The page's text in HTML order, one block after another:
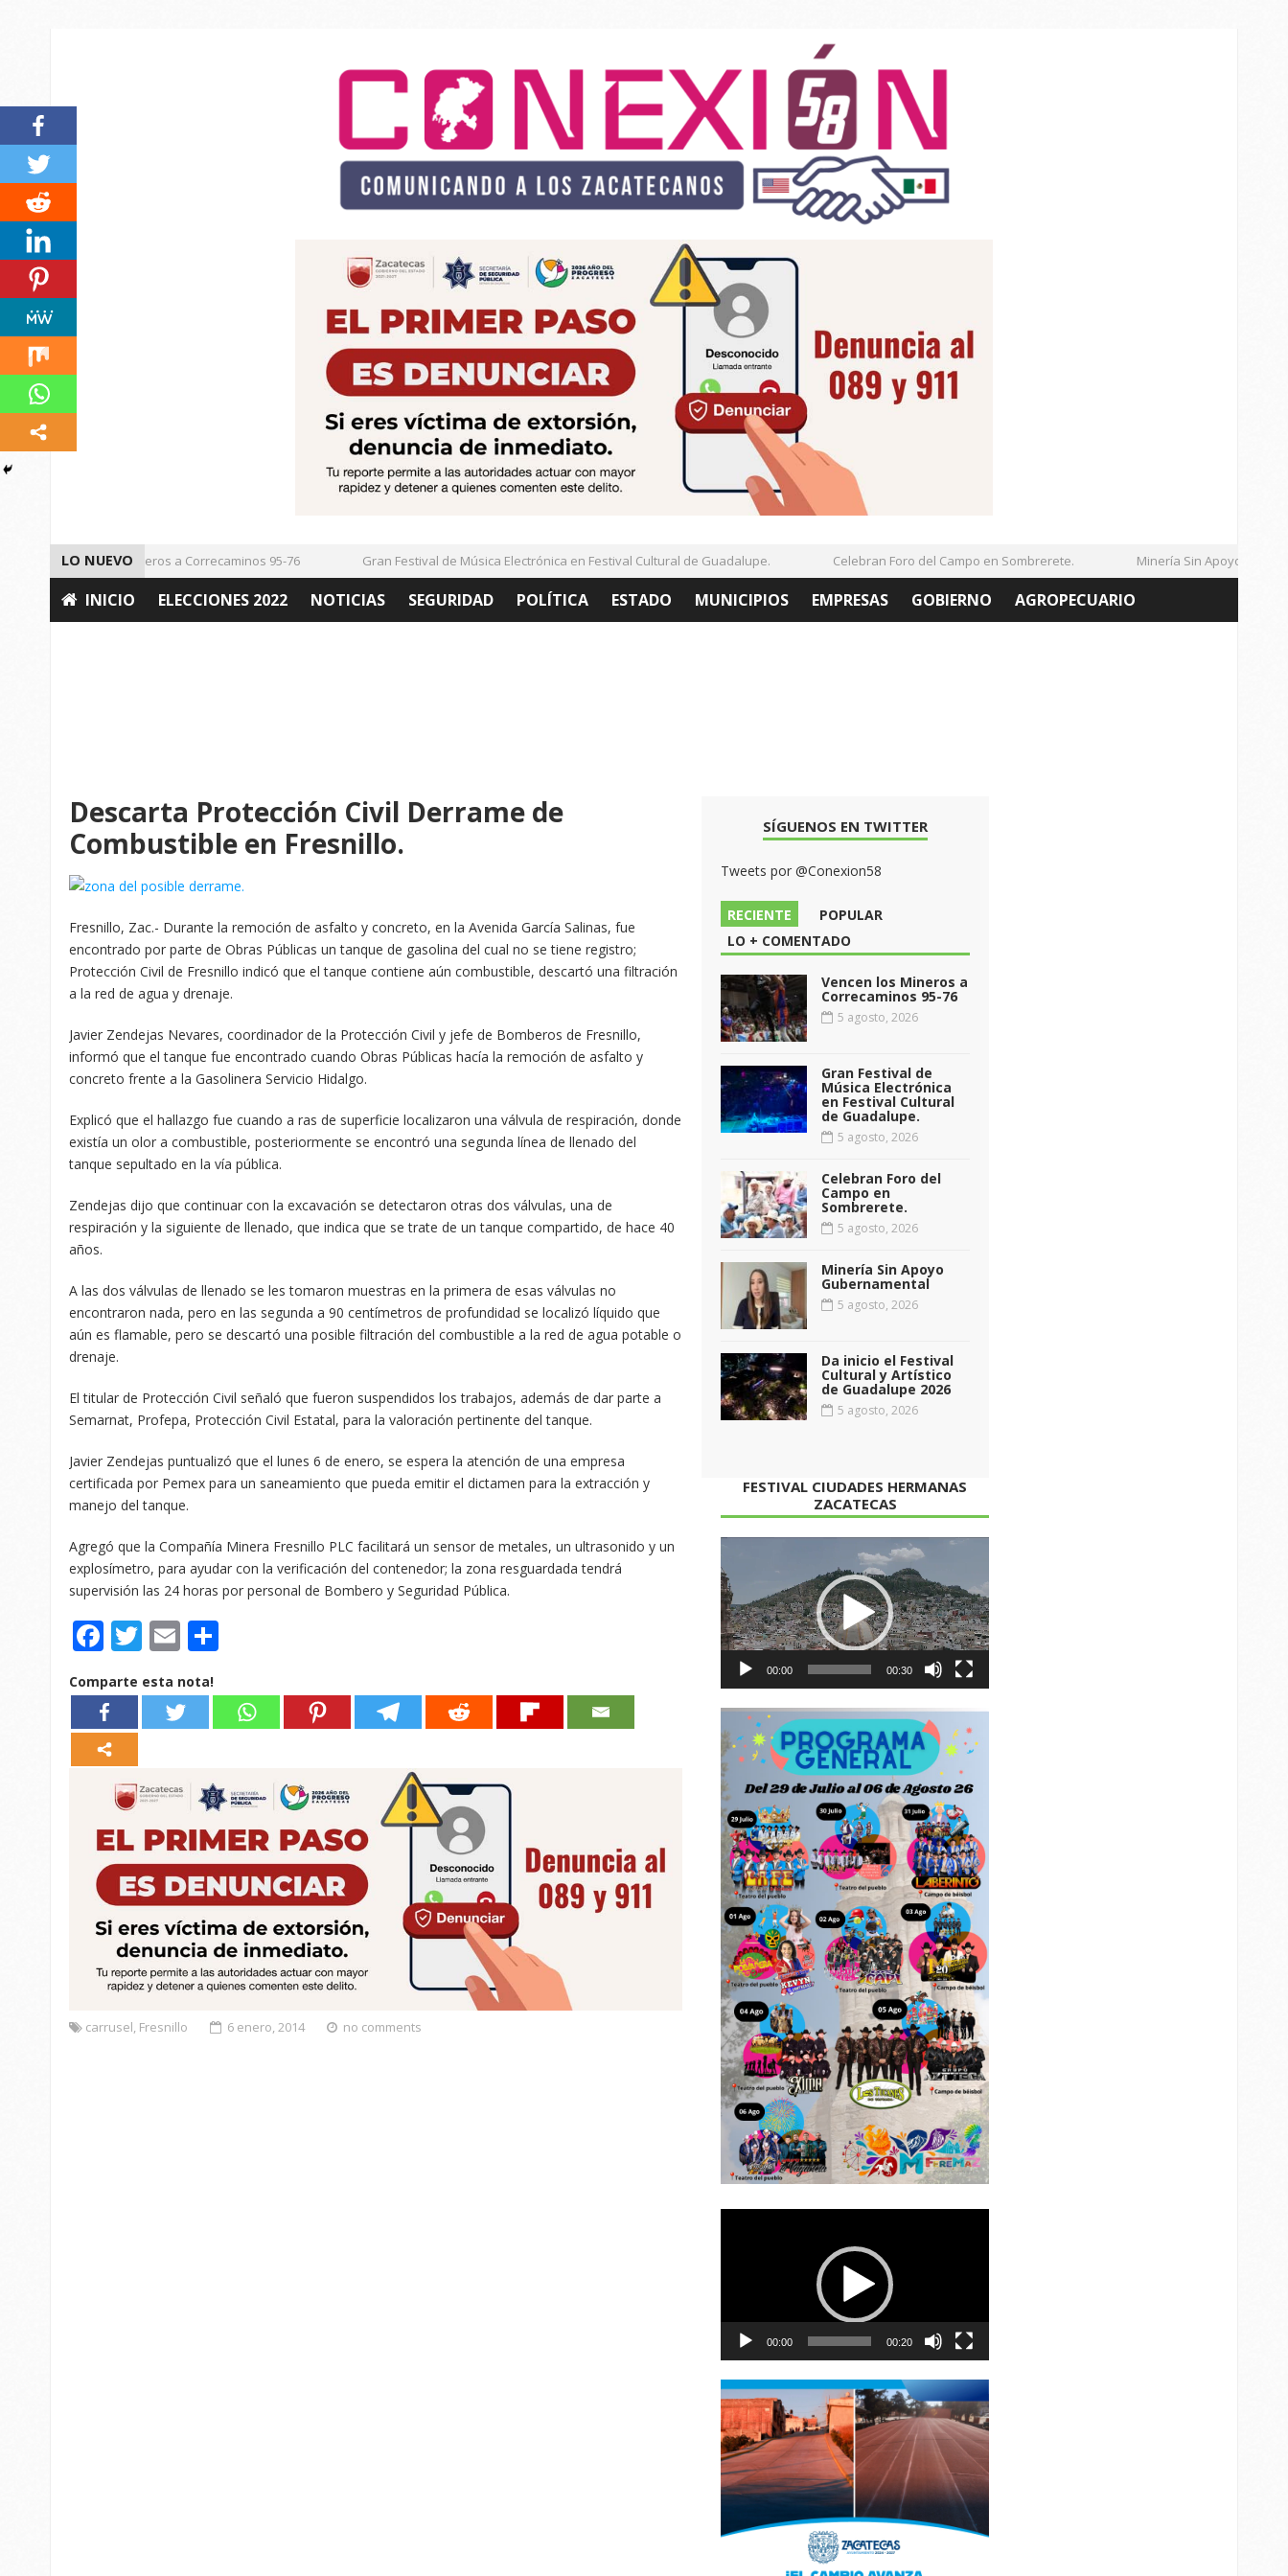
LO NUEVO
Vencen los Mineros a Correcaminos 95-76 Gran Festival de Música Electrónica en Festival Cultural de Guadalupe. Celebran Foro del Campo en Sombrerete. Minería Sin Apoyo
INICIO ELECCIONES 2022 NOTICIAS SEGURIDAD POLÍTICA ESTADO MUNICIPIOS EMPRESAS GOBIERNO AGROPECUARIO
Descarta Protección Civil Derrame de
Combustible en Fresnillo.
Fresnillo, Zac.- Durante la remoción de asfalto y concreto, en la Avenida García Salinas, fue
encontrado por parte de Obras Públicas un tanque de gasolina del cual no se tiene registro;
Protección Civil de Fresnillo indicó que el tanque contiene aún combustible, descartó una filtración
a la red de agua y drenaje.
Javier Zendejas Nevares, coordinador de la Protección Civil y jefe de Bomberos de Fresnillo,
informó que el tanque fue encontrado cuando Obras Públicas hacía la remoción de asfalto y
concreto frente a la Gasolinera Servicio Hidalgo.
Explicó que el hallazgo fue cuando a ras de superficie localizaron una válvula de respiración, donde
existía un olor a combustible, posteriormente se encontró una segunda línea de llenado del
tanque sepultado en la vía pública.
Zendejas dijo que continuar con la excavación se detectaron otras dos válvulas, una de
respiración y la siguiente de llenado, que indica que se trate de un tanque compartido, de hace 40
años.
A las dos válvulas de llenado se les tomaron muestras en la primera de esas válvulas no
encontraron nada, pero en las segunda a 90 centímetros de profundidad se localizó líquido que
aún es flamable, pero se descartó una posible filtración del combustible a la red de agua potable o
drenaje.
El titular de Protección Civil señaló que fueron suspendidos los trabajos, además de dar parte a
Semarnat, Profepa, Protección Civil Estatal, para la valoración pertinente del tanque.
Javier Zendejas puntualizó que el lunes 6 de enero, se espera la atención de una empresa
certificada por Pemex para un saneamiento que pueda emitir el dictamen para la extracción y
manejo del tanque.
Agregó que la Compañía Minera Fresnillo PLC facilitará un sensor de metales, un ultrasonido y un
explosímetro, para ayudar con la verificación del contenedor; la zona resguardada tendrá
supervisión las 24 horas por personal de Bombero y Seguridad Pública.
Facebook
Twitter
Email
Comparte esta nota!
carrusel, Fresnillo 6 enero, 2014 no comments
SÍGUENOS EN TWITTER
Tweets por @Conexion58
RECIENTE
POPULAR
LO + COMENTADO
Vencen los Mineros a
Correcaminos 95-76
5 agosto, 2026
Gran Festival de
Música Electrónica
en Festival Cultural
de Guadalupe.
5 agosto, 2026
Celebran Foro del
Campo en
Sombrerete.
5 agosto, 2026
Minería Sin Apoyo
Gubernamental
5 agosto, 2026
Da inicio el Festival
Cultural y Artístico
de Guadalupe 2026
5 agosto, 2026
FESTIVAL CIUDADES HERMANAS
ZACATECAS
de
vídeo
00:00 00:30
00:00 00:20